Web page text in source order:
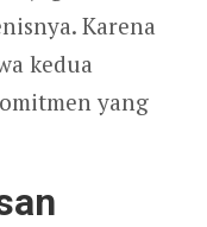
Karena
kedua
yang